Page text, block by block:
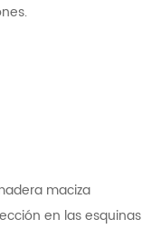
maciza
en las esquinas